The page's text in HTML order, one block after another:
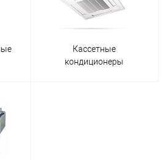
Кассетные
кондиционеры